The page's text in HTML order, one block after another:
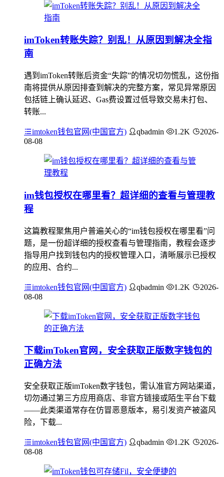
imToken转账失踪？别乱！从原因到解决全指
南
遇到imToken转账后资金“失踪”的情况切勿慌乱，这份指
南将提供从原因排查到解决的完整方案，常见异常原因
包括链上确认延迟、Gas费设置过低导致交易未打包、
转账...
imtoken钱包官网(中国官方) qbadmin 1.2K
2026-
08-08
im钱包授权在哪里看？超详细的查看与管理教
程
这篇教程聚焦用户普遍关心的“im钱包授权在哪里看”问
题，是一份超详细的授权查看与管理指南，教程会逐步
指导用户找到钱包内的授权管理入口，清晰展示已授权
的应用、合约...
imtoken钱包官网(中国官方) qbadmin 1.2K
2026-
08-08
下载imToken官网，安全获取正版数字钱包的
正确方法
安全获取正版imToken数字钱包，需认准官方网站渠道，
切勿通过第三方应用商店、非官方链接或陌生平台下载
——此类渠道常存在仿冒恶意版本，易引发资产被盗风
险，下载...
imtoken钱包官网(中国官方) qbadmin 1.2K
2026-
08-08